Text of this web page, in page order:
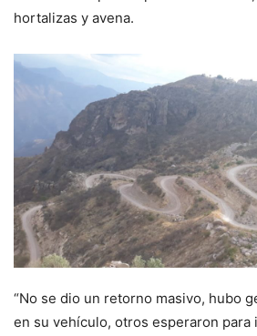
hortalizas y avena.
“No se dio un retorno masivo, hubo
en su vehículo, otros esperaron para